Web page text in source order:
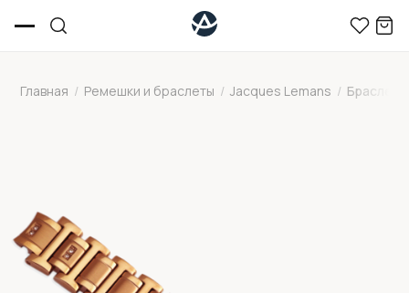
Главная / Ремешки и браслеты / Jacques Lemans / Браслет